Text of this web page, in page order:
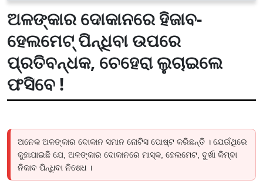
ଅଳଙ୍କାର ଦୋକାନରେ ହିଜାବ-
ହେଲମେଟ୍ ପିନ୍ଧିବା ଉପରେ
ପ୍ରତିବନ୍ଧକ, ଚେହେରା ଲୁଚାଇଲେ
ଫସିବେ !
ଅନେକ ଅଳଙ୍କାର ଦୋକାନ ସମାନ ନୋଟିସ ପୋଷ୍ଟ କରିଛନ୍ତି । ଯେଉଁଥିରେ
କୁହାଯାଇଛି ଯେ, ଅଳଙ୍କାର ଦୋକାନରେ ମାସ୍କ, ହେଲମେଟ, ବୁର୍ଖା କିମ୍ବା
ନିକାବ ପିନ୍ଧିବା ନିଷେଧ ।